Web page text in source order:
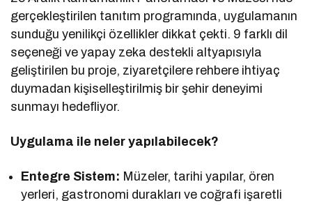
gerçekleştirilen tanıtım programında, uygulamanın
sunduğu yenilikçi özellikler dikkat çekti. 9 farklı dil
seçeneği ve yapay zeka destekli altyapısıyla
geliştirilen bu proje, ziyaretçilere rehbere ihtiyaç
duymadan kişiselleştirilmiş bir şehir deneyimi
sunmayı hedefliyor.
Uygulama ile neler yapılabilecek?
Entegre Sistem: Müzeler, tarihi yapılar, ören
yerleri, gastronomi durakları ve coğrafi işaretli